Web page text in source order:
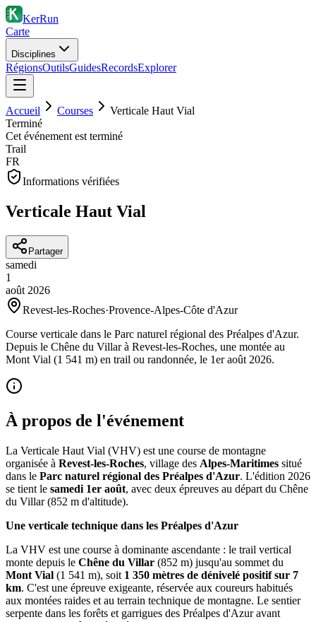
KerRun
Carte
Disciplines
RégionsOutilsGuidesRecordsExplorer
Accueil Courses
Verticale Haut Vial
Terminé
Cet événement est terminé
Trail
FR
Informations vérifiées
Verticale Haut Vial
Partager
samedi
1
août 2026
Revest-les-Roches·Provence-Alpes-Côte d'Azur
Course verticale dans le Parc naturel régional des Préalpes d'Azur.
Depuis le Chêne du Villar à Revest-les-Roches, une montée au
Mont Vial (1 541 m) en trail ou randonnée, le 1er août 2026.
À propos de l'événement
La Verticale Haut Vial (VHV) est une course de montagne
organisée à Revest-les-Roches, village des Alpes-Maritimes situé
dans le Parc naturel régional des Préalpes d'Azur. L'édition 2026
se tient le samedi 1er août, avec deux épreuves au départ du Chêne
du Villar (852 m d'altitude).
Une verticale technique dans les Préalpes d'Azur
La VHV est une course à dominante ascendante : le trail vertical
monte depuis le Chêne du Villar (852 m) jusqu'au sommet du
Mont Vial (1 541 m), soit 1 350 mètres de dénivelé positif sur 7
km. C'est une épreuve exigeante, réservée aux coureurs habitués
aux montées raides et au terrain technique de montagne. Le sentier
serpente dans les forêts et garrigues des Préalpes d'Azur avant